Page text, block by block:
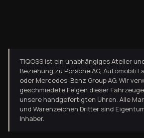
TIQOSS ist ein unabhängiges Atelier
Beziehung zu Porsche AG, Automobili
oder Mercedes-Benz Group AG. Wir
geschmiedete Felgen dieser
unsere handgefertigten Uhren. Alle
und Warenzeichen Dritter sind
Inhaber.